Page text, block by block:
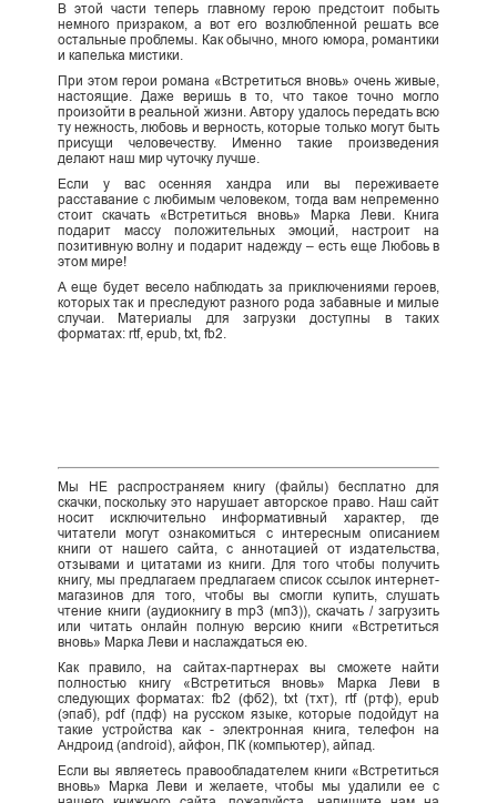
В этой части теперь главному герою предстоит побыть
немного призраком, а вот его возлюбленной решать все
остальные проблемы. Как обычно, много юмора, романтики
и капелька мистики.
При этом герои романа «Встретиться вновь» очень живые,
настоящие. Даже веришь в то, что такое точно могло
произойти в реальной жизни. Автору удалось передать всю
ту нежность, любовь и верность, которые только могут быть
присущи человечеству. Именно такие произведения
делают наш мир чуточку лучше.
Если у вас осенняя хандра или вы переживаете
расставание с любимым человеком, тогда вам непременно
стоит скачать «Встретиться вновь» Марка Леви. Книга
подарит массу положительных эмоций, настроит на
позитивную волну и подарит надежду – есть еще Любовь в
этом мире!
А еще будет весело наблюдать за приключениями героев,
которых так и преследуют разного рода забавные и милые
случаи. Материалы для загрузки доступны в таких
форматах: rtf, epub, txt, fb2.
Мы НЕ распространяем книгу (файлы) бесплатно для
скачки, поскольку это нарушает авторское право. Наш сайт
носит исключительно информативный характер, где
читатели могут ознакомиться с интересным описанием
книги от нашего сайта, с аннотацией от издательства,
отзывами и цитатами из книги. Для того чтобы получить
книгу, мы предлагаем предлагаем список ссылок интернет-
магазинов для того, чтобы вы смогли купить, слушать
чтение книги (аудиокнигу в mp3 (мп3)), скачать / загрузить
или читать онлайн полную версию книги «Встретиться
вновь» Марка Леви и наслаждаться ею.
Как правило, на сайтах-партнерах вы сможете найти
полностью книгу «Встретиться вновь» Марка Леви в
следующих форматах: fb2 (фб2), txt (тхт), rtf (ртф), epub
(эпаб), pdf (пдф) на русском языке, которые подойдут на
такие устройства как - электронная книга, телефон на
Андроид (android), айфон, ПК (компьютер), айпад.
Если вы являетесь правообладателем книги «Встретиться
вновь» Марка Леви и желаете, чтобы мы удалили ее с